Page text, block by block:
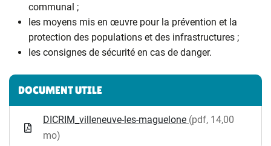
communal ;
les moyens mis en œuvre pour la prévention et la
protection des populations et des infrastructures ;
les consignes de sécurité en cas de danger.
Informations complémentaires
DOCUMENT UTILE
DICRIM_villeneuve-les-maguelone (pdf, 14,00
mo)